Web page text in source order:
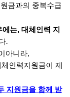
금과의 중복수급
는, 대체인력 지
.
아니라,
인력지원금이 제
지원금을 함께 받